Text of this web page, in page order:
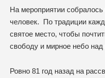
На мероприятии
человек. По традиции
святое место, чтобы
свободу и мирное небо
Ровно 81 год назад на